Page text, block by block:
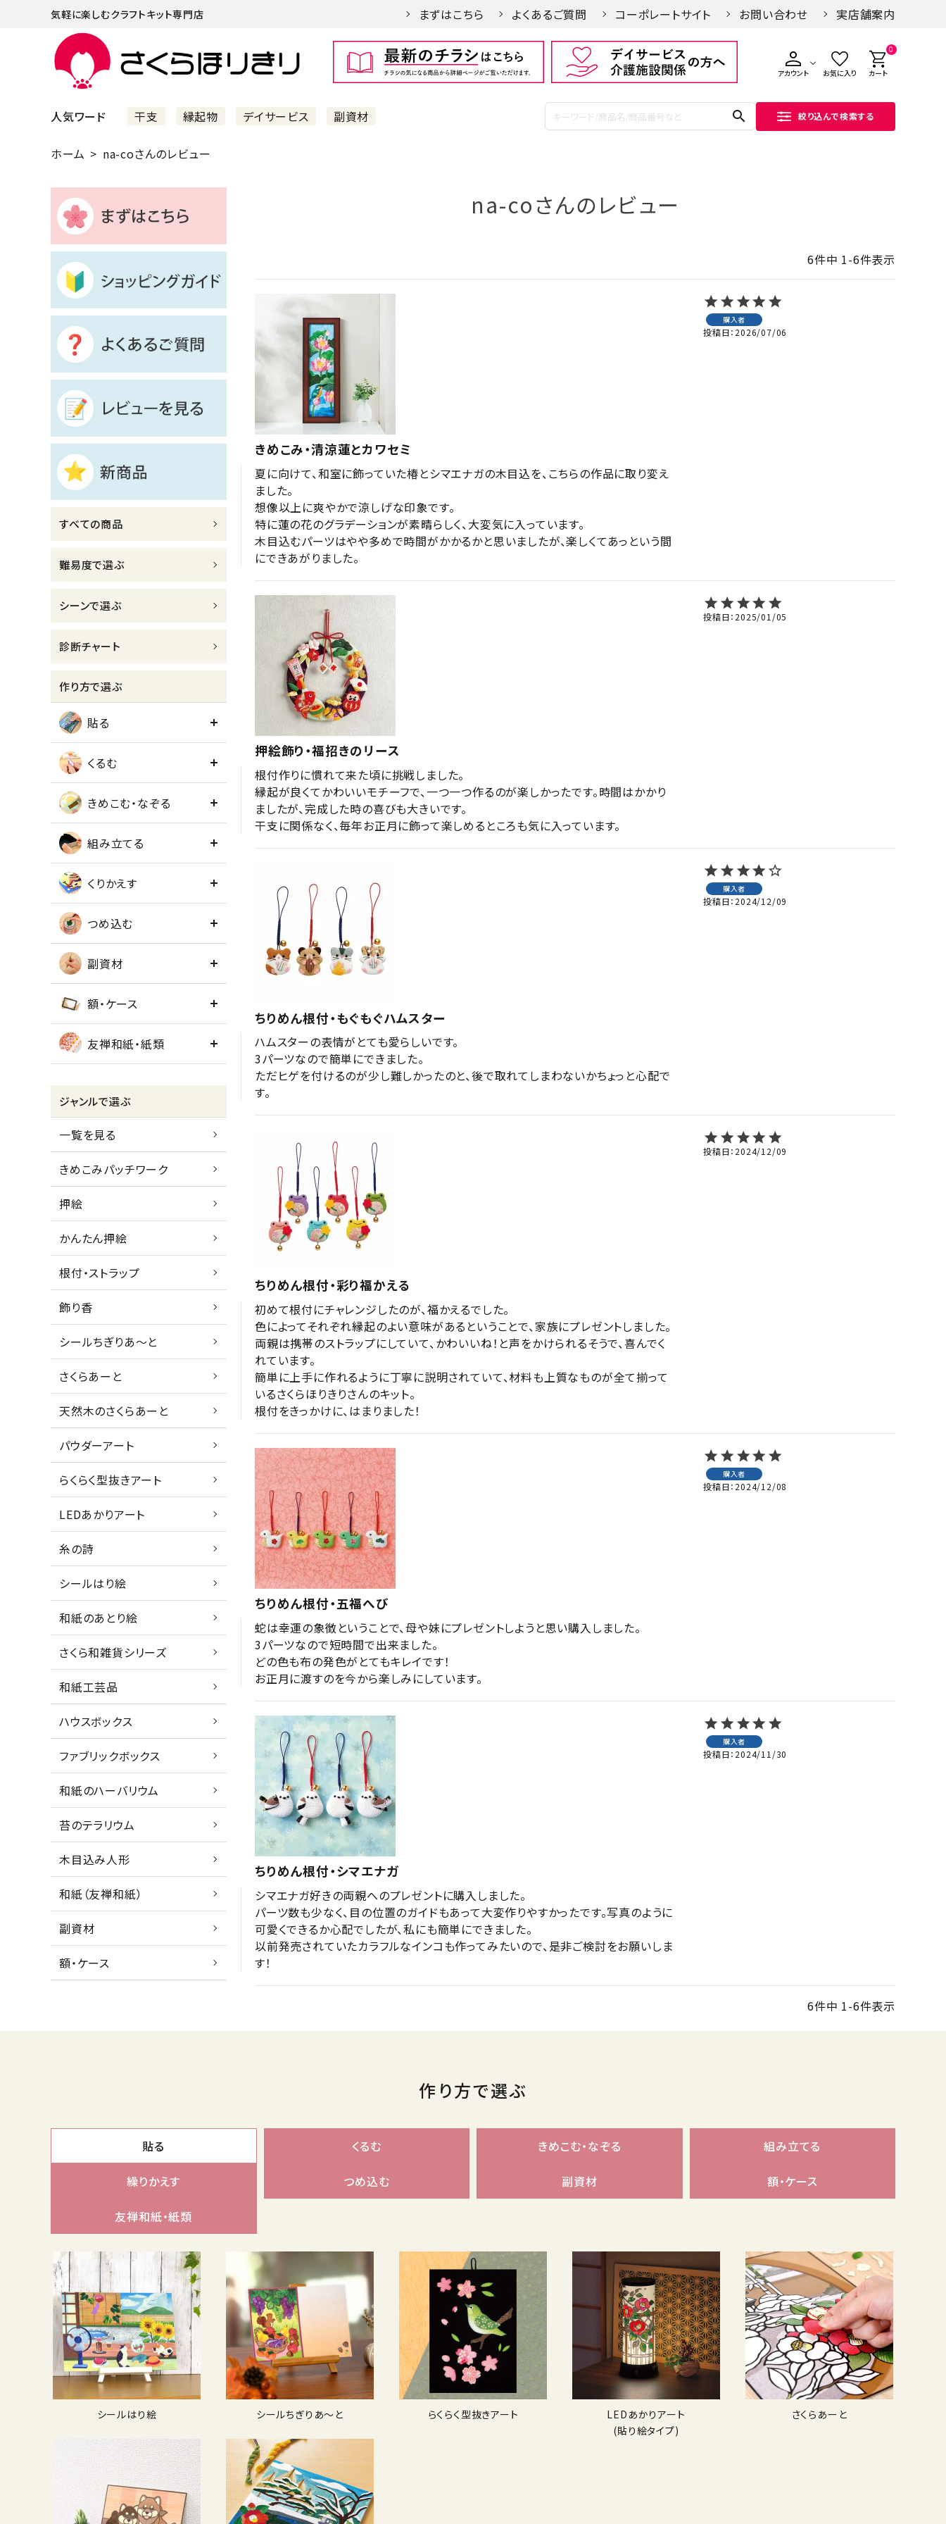
気軽に楽しむクラフトキット専門店 まずはこちら よくあるご質問 コーポレートサイト お問い合わせ 実店舗案内
アカウント お気に入り
0
カート
人気ワード 干支 縁起物 デイサービス 副資材 search 絞り込んで検索する
まずはこちら
ショッピングガイド
よくあるご質問
すべての商品
新着商品
診断チャート
ジャンルで選ぶ
レビューを見る
コーポレートサイト
実店舗案内
デイサービス／
お問い合わせ
ACCOUNT MENU
ログイン person
ホーム na-coさんのレビュー
すべての商品
難易度で選ぶ
シーンで選ぶ
診断チャート
作り方で選ぶ
貼る
くるむ
きめこむ・なぞる
組み立てる
くりかえす
つめ込む
副資材
額・ケース
友禅和紙・紙類
ジャンルで選ぶ
一覧を見る
きめこみパッチワーク
押絵
かんたん押絵
根付・ストラップ
飾り香
シールちぎりあ～と
さくらあーと
天然木のさくらあーと
パウダーアート
らくらく型抜きアート
LEDあかりアート
糸の詩
シールはり絵
和紙のあとり絵
さくら和雑貨シリーズ
和紙工芸品
ハウスボックス
ファブリックボックス
和紙のハーバリウム
苔のテラリウム
木目込み人形
和紙（友禅和紙）
副資材
額・ケース
na-coさんのレビュー
6件中 1-6件表示
きめこみ・清涼蓮とカワセミ
購入者
投稿日 2026/07/06
夏に向けて、和室に飾っていた椿とシマエナガの木目込を、こちらの作品に取り変え
ました。
想像以上に爽やかで涼しげな印象です。
特に蓮の花のグラデーションが素晴らしく、大変気に入っています。
木目込むパーツはやや多めで時間がかかるかと思いましたが、楽しくてあっという間
にできあがりました。
押絵飾り・福招きのリース
投稿日 2025/01/05
根付作りに慣れて来た頃に挑戦しました。
縁起が良くてかわいいモチーフで、一つ一つ作るのが楽しかったです。時間はかかり
ましたが、完成した時の喜びも大きいです。
干支に関係なく、毎年お正月に飾って楽しめるところも気に入っています。
ちりめん根付・もぐもぐハムスター
購入者
投稿日 2024/12/09
ハムスターの表情がとても愛らしいです。
3パーツなので簡単にできました。
ただヒゲを付けるのが少し難しかったのと、後で取れてしまわないかちょっと心配で
す。
ちりめん根付・彩り福かえる
投稿日 2024/12/09
初めて根付にチャレンジしたのが、福かえるでした。
色によってそれぞれ縁起のよい意味があるということで、家族にプレゼントしました。
両親は携帯のストラップにしていて、かわいいね！と声をかけられるそうで、喜んでく
れています。
簡単に上手に作れるように丁寧に説明されていて、材料も上質なものが全て揃って
いるさくらほりきりさんのキット。
根付をきっかけに、はまりました！
ちりめん根付・五福へび
購入者
投稿日 2024/12/08
蛇は幸運の象徴ということで、母や妹にプレゼントしようと思い購入しました。
3パーツなので短時間で出来ました。
どの色も布の発色がとてもキレイです！
お正月に渡すのを今から楽しみにしています。
ちりめん根付・シマエナガ
購入者
投稿日 2024/11/30
シマエナガ好きの両親へのプレゼントに購入しました。
パーツ数も少なく、目の位置のガイドもあって大変作りやすかったです。写真のように
可愛くできるか心配でしたが、私にも簡単にできました。
以前発売されていたカラフルなインコも作ってみたいので、是非ご検討をお願いしま
す！
6件中 1-6件表示
作り方で選ぶ
貼る くるむ きめこむ・なぞる 組み立てる
繰りかえす つめ込む 副資材 額・ケース
友禅和紙・紙類
シールはり絵 シールちぎりあ〜と らくらく型抜きアート
LEDあかりアート
(貼り絵タイプ)
さくらあーと